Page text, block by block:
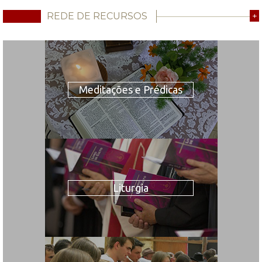
REDE DE RECURSOS +
Meditações e Prédicas
Liturgia